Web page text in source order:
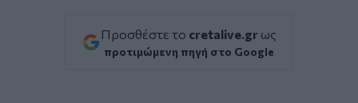
Προσθέστε το cretalive.gr ως
προτιμώμενη πηγή στο Google